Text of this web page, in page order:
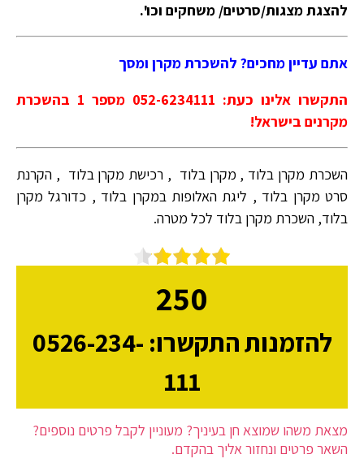
להצגת מצגות/סרטים/ משחקים וכו'.
אתם עדיין מחכים? להשכרת מקרן ומסך
התקשרו אלינו כעת: 052-6234111 מספר 1 בהשכרת
מקרנים בישראל!
השכרת מקרן בלוד , מקרן בלוד , רכישת מקרן בלוד , הקרנת
סרט מקרן בלוד , ליגת האלופות במקרן בלוד , כדורגל מקרן
בלוד, השכרת מקרן בלוד לכל מטרה.
250
להזמנות התקשרו: 0526-234-
111
מצאת משהו שמוצא חן בעיניך? מעוניין לקבל פרטים נוספים?
השאר פרטים ונחזור אליך בהקדם.